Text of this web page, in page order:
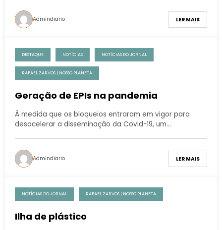
Admindiario LER MAIS
DESTAQUE NOTÍCIAS NOTÍCIAS DO JORNAL
RAFAEL ZARVOS | NOSSO PLANETA
Geração de EPIs na pandemia
À medida que os bloqueios entraram em vigor para
desacelerar a disseminação da Covid-19, um…
Admindiario LER MAIS
NOTÍCIAS DO JORNAL RAFAEL ZARVOS | NOSSO PLANETA
Ilha de plástico